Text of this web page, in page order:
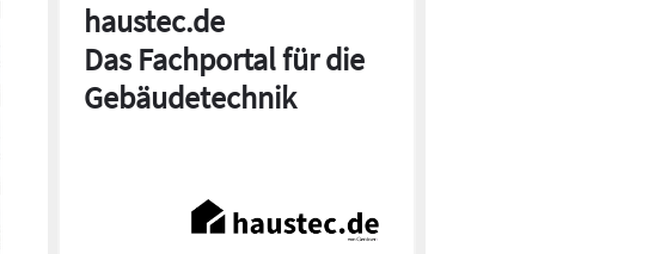
haustec.de
Das Fachportal für die
Gebäudetechnik